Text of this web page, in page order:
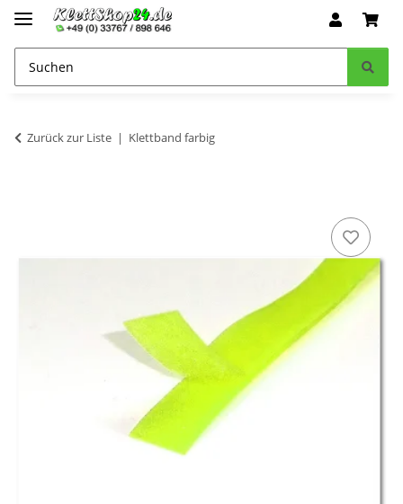
Zurück zur Liste Klettband farbig